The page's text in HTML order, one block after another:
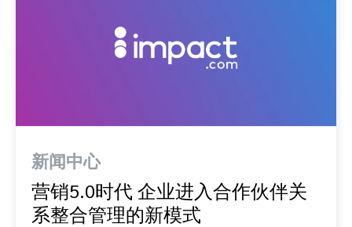
新闻中心
营销5.0时代 企业进入合作伙伴关
系整合管理的新模式